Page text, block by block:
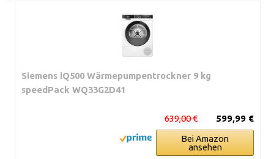
Siemens iQ500 Wärmepumpentrockner 9 kg
speedPack WQ33G2D41
599,99 €
639,00 €
Bei Amazon
ansehen